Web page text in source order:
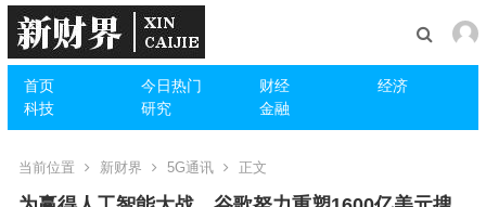
首页 今日热门 财经
经济
科技
研究 金融
当前位置 新财界 5G通讯 正文